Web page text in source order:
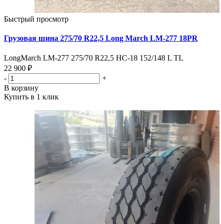
Быстрый просмотр
Грузовая шина 275/70 R22,5 Long March LM-277 18PR
LongMarch LM-277 275/70 R22,5 HC-18 152/148 L TL
22 900 ₽
-
+
В корзину
Купить в 1 клик